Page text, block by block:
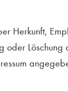
Herkunft,